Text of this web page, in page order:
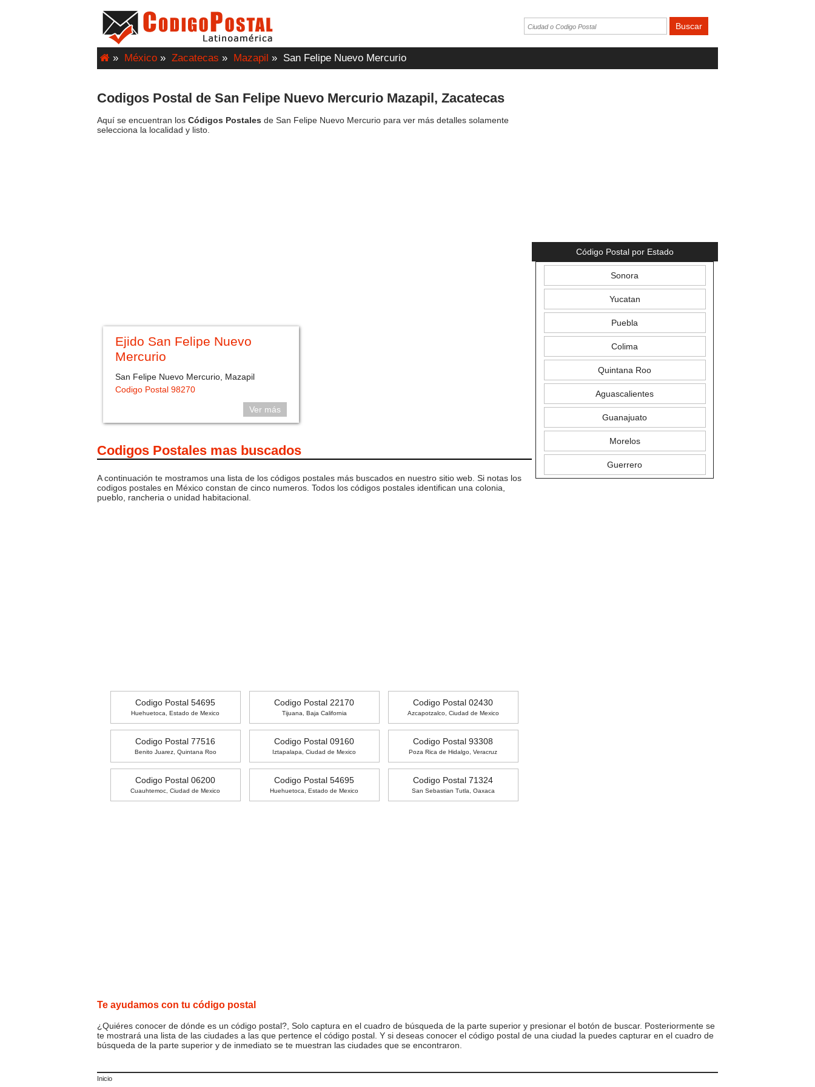
» México » Zacatecas » Mazapil » San Felipe Nuevo Mercurio
Codigos Postal de San Felipe Nuevo Mercurio Mazapil, Zacatecas
Aquí se encuentran los Códigos Postales de San Felipe Nuevo Mercurio para ver más detalles solamente
selecciona la localidad y listo.
Ejido San Felipe Nuevo
Mercurio
San Felipe Nuevo Mercurio, Mazapil
Codigo Postal 98270
Ver más
Codigos Postales mas buscados
A continuación te mostramos una lista de los códigos postales más buscados en nuestro sitio web. Si notas los
codigos postales en México constan de cinco numeros. Todos los códigos postales identifican una colonia,
pueblo, rancheria o unidad habitacional.
Codigo Postal 54695
Huehuetoca, Estado de Mexico
Codigo Postal 22170
Tijuana, Baja California
Codigo Postal 02430
Azcapotzalco, Ciudad de Mexico
Codigo Postal 77516
Benito Juarez, Quintana Roo
Codigo Postal 09160
Iztapalapa, Ciudad de Mexico
Codigo Postal 93308
Poza Rica de Hidalgo, Veracruz
Codigo Postal 06200
Cuauhtemoc, Ciudad de Mexico
Codigo Postal 54695
Huehuetoca, Estado de Mexico
Codigo Postal 71324
San Sebastian Tutla, Oaxaca
Código Postal por Estado
Sonora
Yucatan
Puebla
Colima
Quintana Roo
Aguascalientes
Guanajuato
Morelos
Guerrero
Te ayudamos con tu código postal
¿Quiéres conocer de dónde es un código postal?, Solo captura en el cuadro de búsqueda de la parte superior y presionar el botón de buscar. Posteriormente se
te mostrará una lista de las ciudades a las que pertence el código postal. Y si deseas conocer el código postal de una ciudad la puedes capturar en el cuadro de
búsqueda de la parte superior y de inmediato se te muestran las ciudades que se encontraron.
Inicio